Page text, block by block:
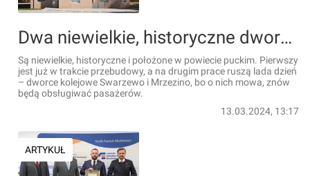
Dwa niewielkie, historyczne dworce w woj. pomorskim czeka duża metamorfoza
Są niewielkie, historyczne i położone w powiecie puckim. Pierwszy
jest już w trakcie przebudowy, a na drugim prace ruszą lada dzień
– dworce kolejowe Swarzewo i Mrzezino, bo o nich mowa, znów
będą obsługiwać pasażerów.
13.03.2024, 13:17
ARTYKUŁ